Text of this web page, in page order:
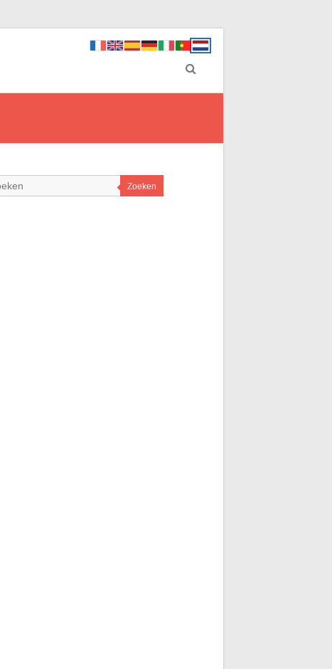
Zoeken